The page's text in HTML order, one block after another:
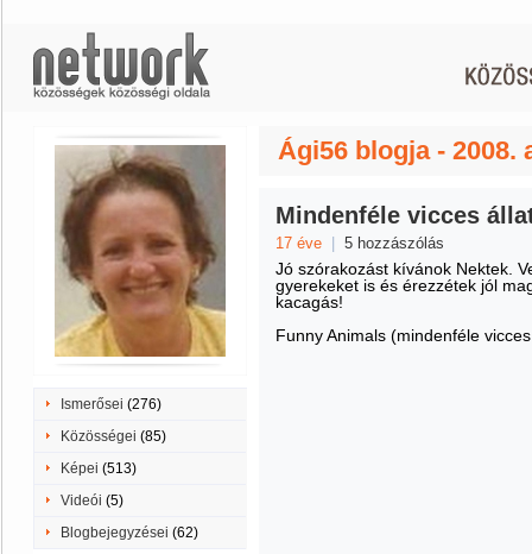
Ismerősei (276)
Közösségei (85)
Képei (513)
Videói (5)
Blogbejegyzései (62)
Ági56 blogja - 2008.
Mindenféle vicces
17 éve 5 hozzászólás
Jó szórakozást kívánok Nektek.
gyerekeket is és érezzétek jól
kacagás!
Funny Animals (mindenféle